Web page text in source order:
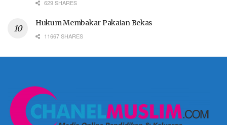
629 SHARES
Hukum Membakar Pakaian Bekas
11667 SHARES